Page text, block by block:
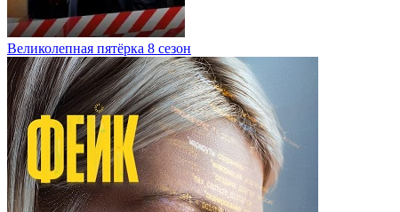
Великолепная пятёрка 8 сезон